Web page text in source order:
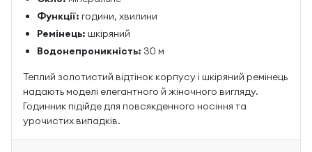
Функції: години, хвилини
Ремінець: шкіряний
Водонепроникність: 30 м
Теплий золотистий відтінок корпусу і шкіряний ремінець
надають моделі елегантного й жіночного вигляду.
Годинник підійде для повсякденного носіння та
урочистих випадків.